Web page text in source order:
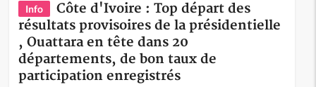
Info
Côte d'Ivoire : Top départ des
résultats provisoires de la présidentielle
, Ouattara en tête dans 20
départements, de bon taux de
participation enregistrés